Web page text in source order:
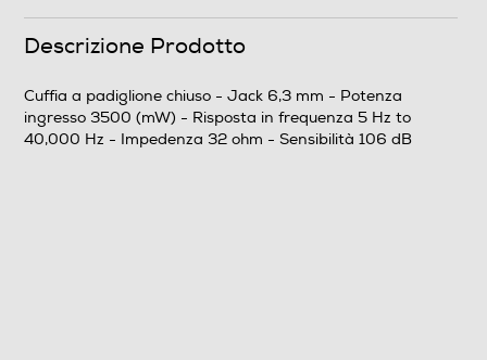
Tipo di trasmissione
Descrizione Prodotto
Cuffia a padiglione chiuso - Jack 6,3 mm - Potenza
ingresso 3500 (mW) - Risposta in frequenza 5 Hz to
40,000 Hz - Impedenza 32 ohm - Sensibilità 106 dB